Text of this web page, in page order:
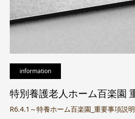
information
特別養護老人ホーム百楽園
R6.4.1～特養ホーム百楽園_重要事項説